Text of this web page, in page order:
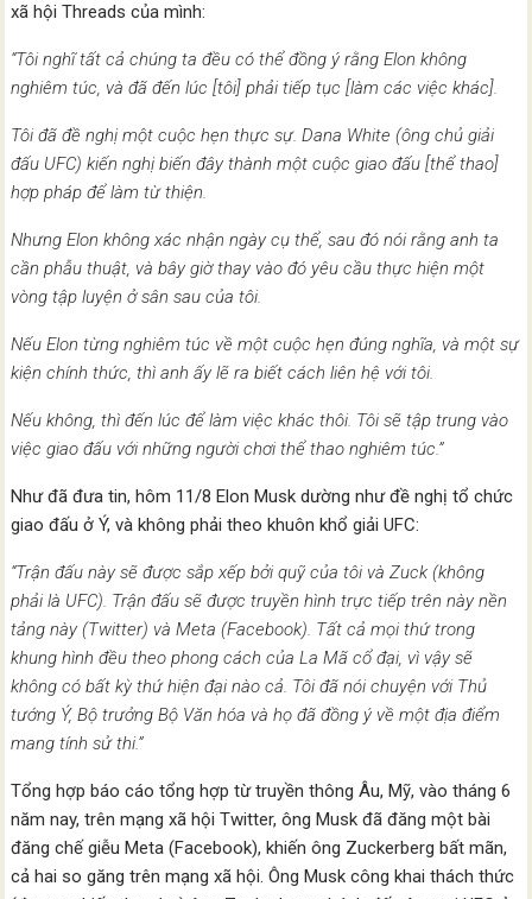
xã hội Threads của mình:
“Tôi nghĩ tất cả chúng ta đều có thể đồng ý rằng Elon không
nghiêm túc, và đã đến lúc [tôi] phải tiếp tục [làm các việc khác].
Tôi đã đề nghị một cuộc hẹn thực sự. Dana White (ông chủ giải
đấu UFC) kiến nghị biến đây thành một cuộc giao đấu [thể thao]
hợp pháp để làm từ thiện.
Nhưng Elon không xác nhận ngày cụ thể, sau đó nói rằng anh ta
cần phẫu thuật, và bây giờ thay vào đó yêu cầu thực hiện một
vòng tập luyện ở sân sau của tôi.
Nếu Elon từng nghiêm túc về một cuộc hẹn đúng nghĩa, và một sự
kiện chính thức, thì anh ấy lẽ ra biết cách liên hệ với tôi.
Nếu không, thì đến lúc để làm việc khác thôi. Tôi sẽ tập trung vào
việc giao đấu với những người chơi thể thao nghiêm túc.”
Như đã đưa tin, hôm 11/8 Elon Musk dường như đề nghị tổ chức
giao đấu ở Ý, và không phải theo khuôn khổ giải UFC:
“Trận đấu này sẽ được sắp xếp bởi quỹ của tôi và Zuck (không
phải là UFC). Trận đấu sẽ được truyền hình trực tiếp trên này nền
tảng này (Twitter) và Meta (Facebook). Tất cả mọi thứ trong
khung hình đều theo phong cách của La Mã cổ đại, vì vậy sẽ
không có bất kỳ thứ hiện đại nào cả. Tôi đã nói chuyện với Thủ
tướng Ý, Bộ trưởng Bộ Văn hóa và họ đã đồng ý về một địa điểm
mang tính sử thi.”
Tổng hợp báo cáo tổng hợp từ truyền thông Âu, Mỹ, vào tháng 6
năm nay, trên mạng xã hội Twitter, ông Musk đã đăng một bài
đăng chế giễu Meta (Facebook), khiến ông Zuckerberg bất mãn,
cả hai so găng trên mạng xã hội. Ông Musk công khai thách thức